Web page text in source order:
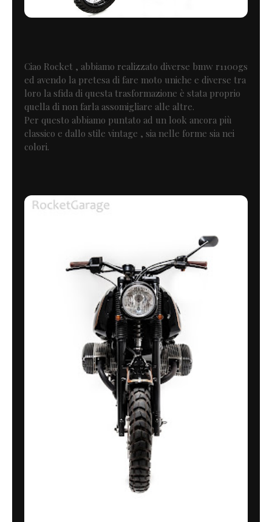
Ciao Rocket , abbiamo realizzato diverse bmw r1100gs
ed avendo la pretesa di fare moto uniche e diverse tra
loro la sfida di questa trasformazione è stata proprio
quella di non farla assomigliare alle altre.
Per questo abbiamo puntato ad un look ancora più
classico e dallo stile vintage , sia nelle forme sia nei
colori.